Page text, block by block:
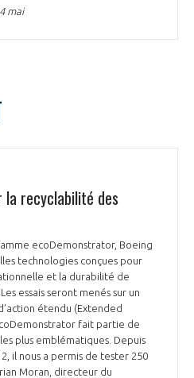
mai
la recyclabilité des
ecoDemonstrator, Boeing
technologies conçues pour
et la durabilité de
essais seront menés sur un
étendu (Extended
fait partie de
plus emblématiques. Depuis
il nous a permis de tester 250
Moran, directeur du